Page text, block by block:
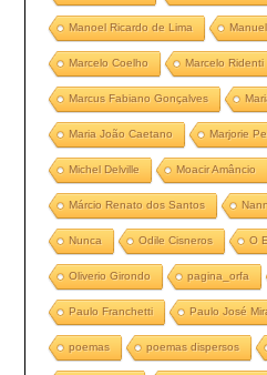
Manoel Ricardo de Lima
Marcelo Coelho Marcelo Ridenti
Marcus Fabiano Gonçalves
Maria João Caetano Marjorie
Michel Delville Moacir Amâncio
Márcio Renato dos Santos
Nunca Odile Cisneros O
Oliverio Girondo pagina_orfa
Paulo Franchetti Paulo José
poemas poemas dispersos